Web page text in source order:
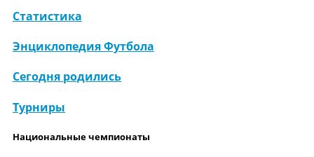
Статистика
Энциклопедия Футбола
Сегодня родились
Турниры
Национальные чемпионаты